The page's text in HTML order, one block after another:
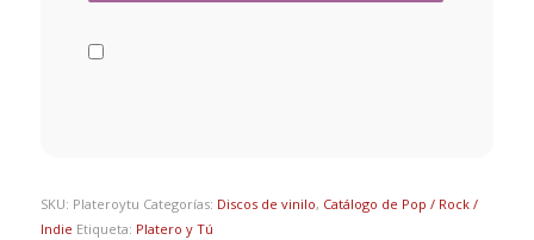
SKU: Plateroytu Categorías: Discos de vinilo, Catálogo de Pop / Rock /
Indie Etiqueta: Platero y Tú